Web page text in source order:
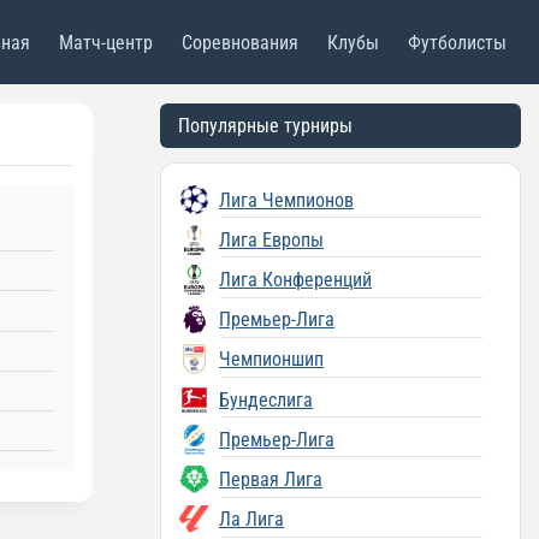
Матч-центр Соревнования Клубы Футболисты
Популярные турниры
Лига Чемпионов
Лига Европы
Лига Конференций
Премьер-Лига
Чемпионшип
Бундеслига
Премьер-Лига
Первая Лига
Ла Лига